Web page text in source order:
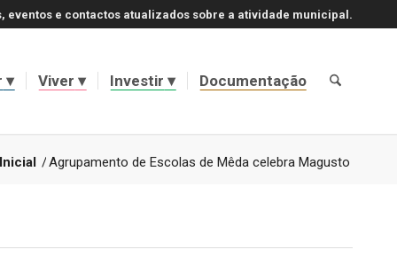
eventos e contactos atualizados sobre a atividade municipal.
Viver Investir Documentação
/Agrupamento de Escolas de Mêda celebra Magusto